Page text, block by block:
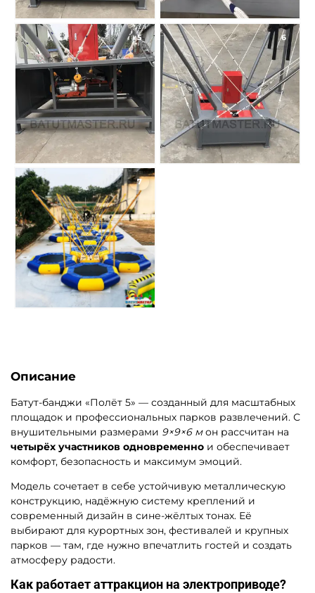
5 6
7
Описание
Батут-банджи «Полёт 5» — созданный для масштабных
площадок и профессиональных парков развлечений. С
внушительными размерами 9×9×6 мон рассчитан на
четырёх участников одновременно и обеспечивает
комфорт, безопасность и максимум эмоций.
Модель сочетает в себе устойчивую металлическую
конструкцию, надёжную систему креплений и
современный дизайн в сине-жёлтых тонах. Её
выбирают для курортных зон, фестивалей и крупных
парков — там, где нужно впечатлить гостей и создать
атмосферу радости.
Как работает аттракцион на электроприводе?